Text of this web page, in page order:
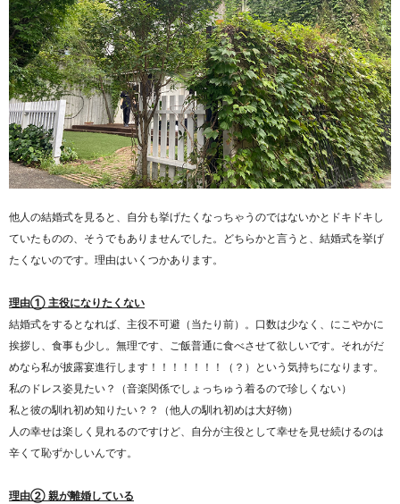
他人の結婚式を見ると、自分も挙げたくなっちゃうのではないかとドキドキし
ていたものの、そうでもありませんでした。どちらかと言うと、結婚式を挙げ
たくないのです。理由はいくつかあります。
理由① 主役になりたくない
結婚式をするとなれば、主役不可避（当たり前）。口数は少なく、にこやかに
挨拶し、食事も少し。無理です、ご飯普通に食べさせて欲しいです。それがだ
めなら私が披露宴進行します！！！！！！！（？）という気持ちになります。
私のドレス姿見たい？（音楽関係でしょっちゅう着るので珍しくない）
私と彼の馴れ初め知りたい？？（他人の馴れ初めは大好物）
人の幸せは楽しく見れるのですけど、自分が主役として幸せを見せ続けるのは
辛くて恥ずかしいんです。
理由② 親が離婚している